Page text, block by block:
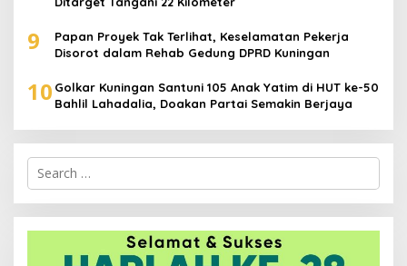
9
Papan Proyek Tak Terlihat, Keselamatan Pekerja
Disorot dalam Rehab Gedung DPRD Kuningan
10 Golkar Kuningan Santuni 105 Anak Yatim di HUT ke-50
Bahlil Lahadalia, Doakan Partai Semakin Berjaya
Search
for: